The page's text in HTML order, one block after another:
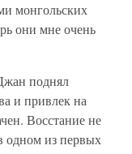
монгольских
они мне очень
поднял
и привлек на
Восстание не
одном из первых